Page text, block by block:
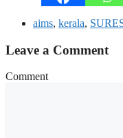
aims, kerala,
Leave a Comment
Comment